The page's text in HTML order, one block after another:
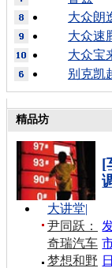
大众朗
大众速
大众宝
别克凯
精品坊
[
大讲堂|
尹同跃：
奇瑞汽车
梦想和野